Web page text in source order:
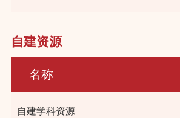
自建资源
名称
自建学科资源